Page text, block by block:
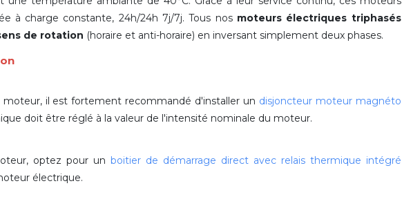
à charge constante, 24h/24h 7j/7j. Tous nos moteurs électriques triphasés
de rotation (horaire et anti-horaire) en inversant simplement deux phases.
il est fortement recommandé d'installer un disjoncteur moteur magnéto
doit être réglé à la valeur de l'intensité nominale du moteur.
optez pour un boitier de démarrage direct avec relais thermique intégré
électrique.